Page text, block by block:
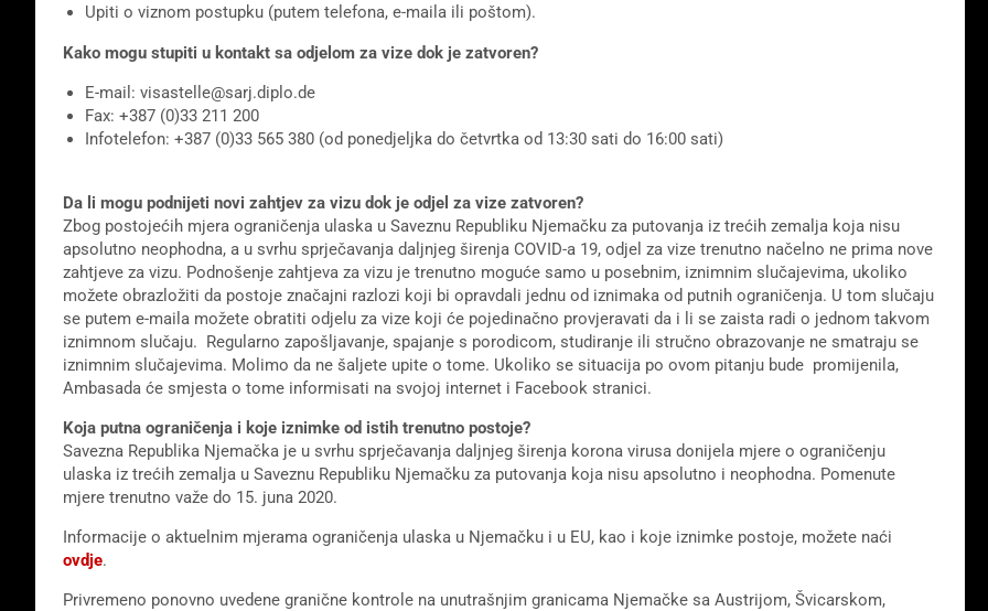
Upiti o viznom postupku (putem telefona, e-maila ili poštom).
Kako mogu stupiti u kontakt sa odjelom za vize dok je zatvoren?
E-mail: visastelle@sarj.diplo.de
Fax: +387 (0)33 211 200
Infotelefon: +387 (0)33 565 380 (od ponedjeljka do četvrtka od 13:30 sati do 16:00 sati)
Da li mogu podnijeti novi zahtjev za vizu dok je odjel za vize zatvoren?
Zbog postojećih mjera ograničenja ulaska u Saveznu Republiku Njemačku za putovanja iz trećih zemalja koja nisu
apsolutno neophodna, a u svrhu sprječavanja daljnjeg širenja COVID-a 19, odjel za vize trenutno načelno ne prima nove
zahtjeve za vizu. Podnošenje zahtjeva za vizu je trenutno moguće samo u posebnim, iznimnim slučajevima, ukoliko
možete obrazložiti da postoje značajni razlozi koji bi opravdali jednu od iznimaka od putnih ograničenja. U tom slučaju
se putem e-maila možete obratiti odjelu za vize koji će pojedinačno provjeravati da i li se zaista radi o jednom takvom
iznimnom slučaju. Regularno zapošljavanje, spajanje s porodicom, studiranje ili stručno obrazovanje ne smatraju se
iznimnim slučajevima. Molimo da ne šaljete upite o tome. Ukoliko se situacija po ovom pitanju bude promijenila,
Ambasada će smjesta o tome informisati na svojoj internet i Facebook stranici.
Koja putna ograničenja i koje iznimke od istih trenutno postoje?
Savezna Republika Njemačka je u svrhu sprječavanja daljnjeg širenja korona virusa donijela mjere o ograničenju
ulaska iz trećih zemalja u Saveznu Republiku Njemačku za putovanja koja nisu apsolutno i neophodna. Pomenute
mjere trenutno važe do 15. juna 2020.
Informacije o aktuelnim mjerama ograničenja ulaska u Njemačku i u EU, kao i koje iznimke postoje, možete naći
ovdje.
Privremeno ponovno uvedene granične kontrole na unutrašnjim granicama Njemačke sa Austrijom, Švicarskom,